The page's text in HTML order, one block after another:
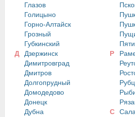
Глазов
Голицыно
Горно-Алтайск
Грозный
Губкинский
Д
Дзержинск
Димитровград
Дмитров
Долгопрудный
Домодедово
Донецк
Дубна
Р
С